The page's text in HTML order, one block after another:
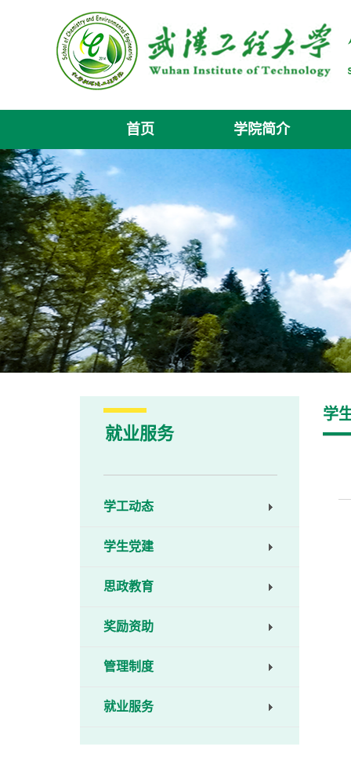
首页 学院简介
就业服务
学工动态
学生党建
思政教育
奖励资助
管理制度
就业服务
学